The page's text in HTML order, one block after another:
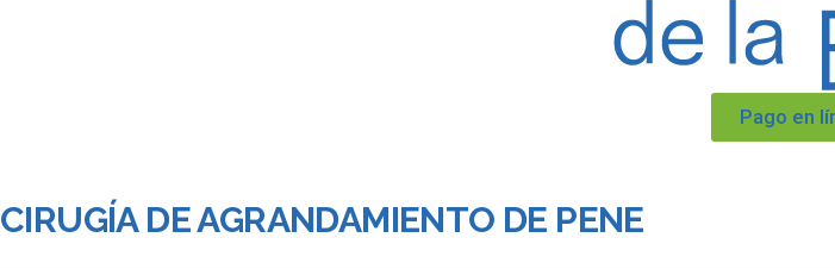
Pago en
CIRUGÍA DE AGRANDAMIENTO DE PENE